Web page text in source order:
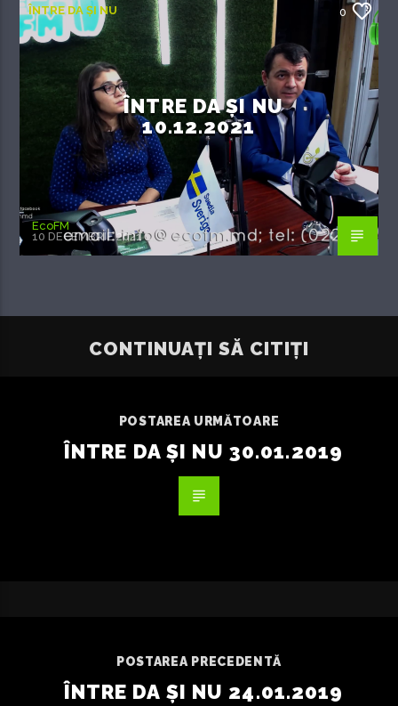
ÎNTRE DA ȘI NU 0
ÎNTRE DA ȘI NU
10.12.2021
EcoFM
10 DECEMBRIE 2021
CONTINUAȚI SĂ CITIȚI
POSTAREA URMĂTOARE
ÎNTRE DA ȘI NU 30.01.2019
POSTAREA PRECEDENTĂ
ÎNTRE DA ȘI NU 24.01.2019